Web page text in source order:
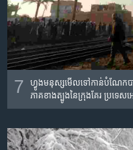
7
ហ្វូង​មនុស្ស​មើល​ទៅ​កាន់​បំណែក​បា
ភាគ​ខាង​ត្បូង​នៃ​ក្រុង​គែរ ប្រទេស​